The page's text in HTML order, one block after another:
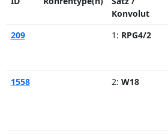
Konvolut
209 1: RPG4/2
1558 2: W18